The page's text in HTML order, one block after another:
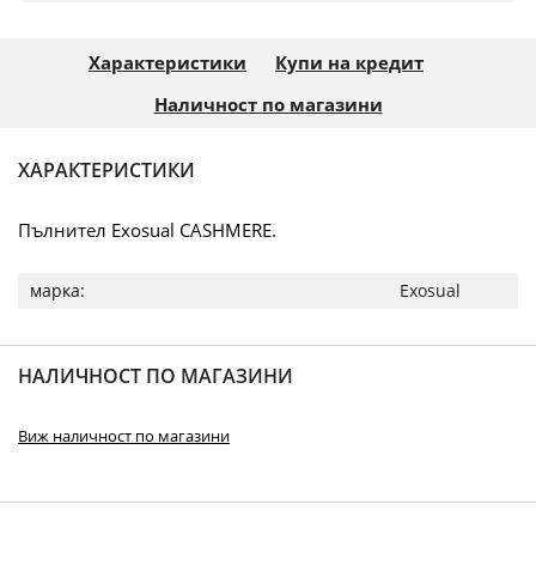
Характеристики
Купи на кредит
Наличност по магазини
ХАРАКТЕРИСТИКИ
Пълнител Exosual CASHMERE.
Повече
информация
Exosual
НАЛИЧНОСТ ПО МАГАЗИНИ
Виж наличност по магазини